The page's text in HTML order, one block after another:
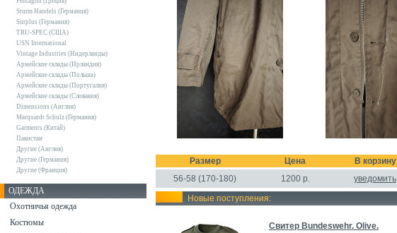
Размер Цена
В корзину
56-58 (170-180)
1200р.
уведомить
Новые поступления:
Свитер Bundeswehr. Olive.
Sturm Handels (Германия)
Surplus (Германия)
TRU-SPEC (США)
USN International
Vintage Industries (Нидерланды)
Армейские склады (Ирландия)
Армейские склады (Польша)
Армейские склады (Португалия)
Армейские склады (Словакия)
Dimensions (Англия)
Marquardt Schulz (Германия)
Garments (Китай)
Пакистан
Другие (Англия)
Другие (Германия)
Другие (Франция)
ОДЕЖДА
Охотничья одежда
Костюмы